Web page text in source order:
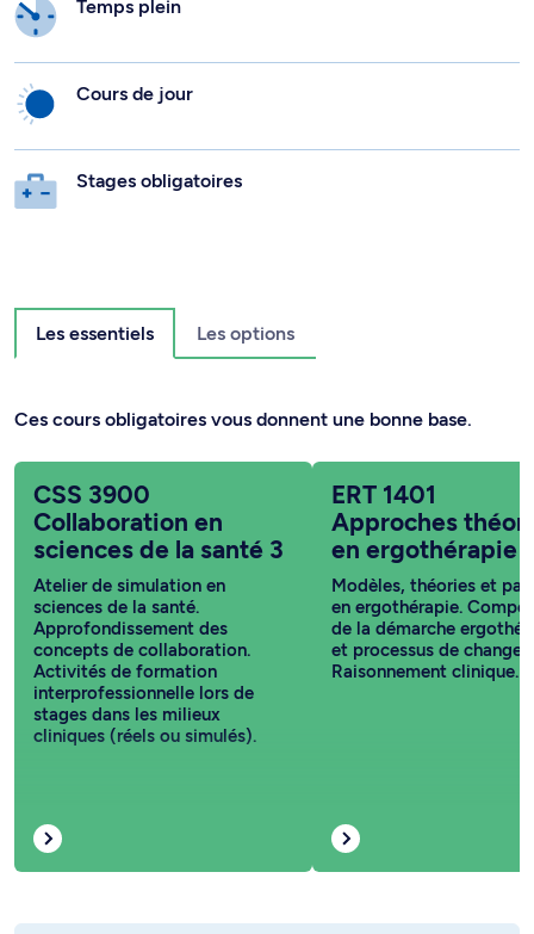
Temps plein
Cours de jour
Stages obligatoires
Les essentiels Les options
Ces cours obligatoires vous donnent une bonne base.
CSS 3900
Collaboration en
sciences de la santé 3
Atelier de simulation en
sciences de la santé.
Approfondissement des
concepts de collaboration.
Activités de formation
interprofessionnelle lors de
stages dans les milieux
cliniques (réels ou simulés).
ERT 1401
Approches
en ergothérapie
Modèles, théories et
en ergothérapie.
de la démarche
et processus de
Raisonnement clinique.